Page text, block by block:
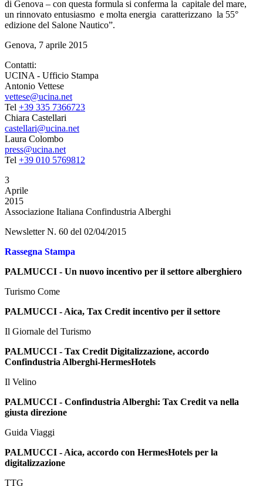
di Genova – con questa formula si conferma la capitale del mare,
un rinnovato entusiasmo e molta energia caratterizzano la 55°
edizione del Salone Nautico”.
Genova, 7 aprile 2015
Contatti:
UCINA - Ufficio Stampa
Antonio Vettese
vettese@ucina.net
Tel +39 335 7366723
Chiara Castellari
castellari@ucina.net
Laura Colombo
press@ucina.net
Tel +39 010 5769812
3
Aprile
2015
Associazione Italiana Confindustria Alberghi
Newsletter N. 60 del 02/04/2015
Rassegna Stampa
PALMUCCI - Un nuovo incentivo per il settore alberghiero
Turismo Come
PALMUCCI - Aica, Tax Credit incentivo per il settore
Il Giornale del Turismo
PALMUCCI - Tax Credit Digitalizzazione, accordo
Confindustria Alberghi-HermesHotels
Il Velino
PALMUCCI - Confindustria Alberghi: Tax Credit va nella
giusta direzione
Guida Viaggi
PALMUCCI - Aica, accordo con HermesHotels per la
digitalizzazione
TTG